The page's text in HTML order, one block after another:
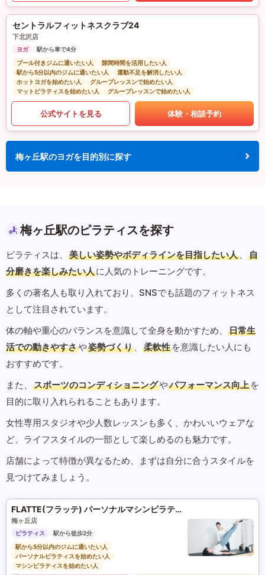
セントラルフィットネスクラブ24
下北沢店
ヨガ
駅から車で4分
プール付きジムに通いたい人
隙間時間を活用したい人
駅から5分以内のジムに通いたい人
運動不足を解消したい人
ホットヨガを始めたい人
グループレッスンで始めたい人
マットピラティスを始めたい人
グループレッスンで始めたい人
公式サイトを見る 体験・相談予約
梅ヶ丘駅のヨガを目的別に探す
梅ヶ丘駅のピラティスを探す
ピラティスは、 美しい姿勢やボディラインを目指したい人 、
自
分磨きを楽しみたい人に人気のトレーニングです。
多くの著名人も取り入れており、SNSでも話題のフィットネス
として注目されています。
体の軸や重心のバランスを意識して全身を動かすため、
日常生
活での動きやすさや姿勢づくり 、 柔軟性 を意識したい人にも
おすすめです。
また、
スポーツのコンディショニングやパフォーマンス向上 を
目的に取り入れられることもあります。
女性専用スタジオや少人数レッスンも多く、かわいいウェアな
ど、ライフスタイルの一部として楽しめるのも魅力です。
店舗によって特徴が異なるため、まずは自分に合うスタイルを
見つけてみましょう。
FLATTE(フラッテ) パーソナルマシンピラティス
梅ヶ丘店
ピラティス
駅から徒歩2分
駅から5分以内のジムに通いたい人
パーソナルピラティスを始めたい人
マシンピラティスを始めたい人